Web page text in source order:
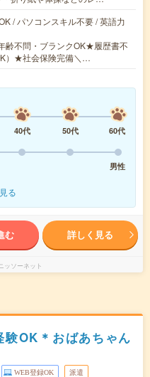
/ パソコンスキル不要 / 英語力
齢不問・ブランクOK★履歴書不
）★社会保険完備＼…
40代 50代
60代
男性
る
む 詳しく見る
ッソーネット
OK＊おばあちゃん
WEB登録OK 派遣